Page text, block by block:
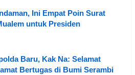
Ini Empat Poin Surat
untuk Presiden
Baru, Kak Na: Selamat
Bertugas di Bumi Serambi